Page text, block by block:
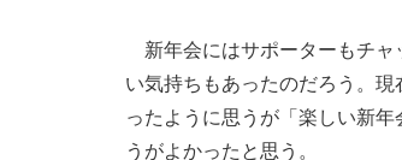
新年会にはサポーターもチャ
い気持ちもあったのだろう。
ったように思うが「楽しい新
うがよかったと思う。